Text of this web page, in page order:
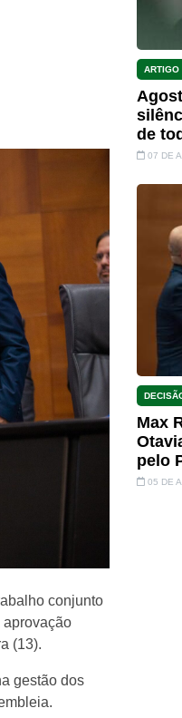
conjunto
aprovação
(13).
gestão dos
ARTIGO
de
07 DE
Max
pelo
05 DE